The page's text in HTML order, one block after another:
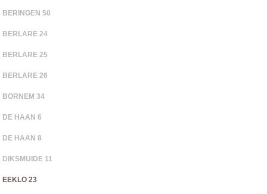
BERINGEN 50
BERLARE 24
BERLARE 25
BERLARE 26
BORNEM 34
DE HAAN 6
DE HAAN 8
DIKSMUIDE 11
EEKLO 23